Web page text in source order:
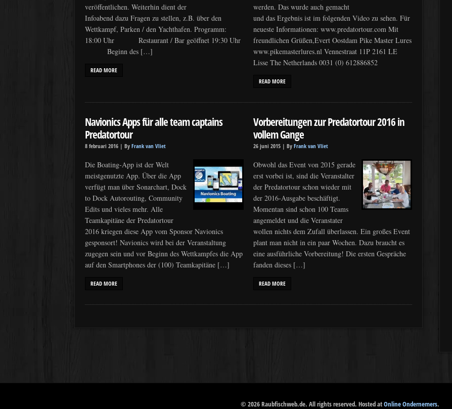
veröffentlichen. Weiterhin dient der
Infoabend dazu Fragen zu stellen, z.B. über den
Wettkampf, Parken / den Yachthafen. Programm:
18:00 Uhr Restaurant / Bar geöffnet 19:30 Uhr
Beginn des […]
READ MORE
werden. Das wurde auch gemacht
und das Ergebnis ist im folgenden Video zu sehen. Für
neueste Informationen: www.predatortour.com Mit
freundlichen Grüßen,Evert Oostdam Pike Master Lures
www.pikemasterlures.nl Vennestraat 11P 2161 LE
Lisse The Netherlands 0031 (0) 612886852
READ MORE
Navionics Apps für alle team captains
Predatortour
8 februari 2016 | By Frank van Vliet
Die Boating-App ist der Welt
meistgenutzte App. Über die App
verfügt man über Sonarchart, Dock
to Dock Autorouting, Community
Edits und vieles mehr. Alle
Teamkapitäne der Predatortour
2016 kriegen diese App vom Sponsor Navionics
gesponsort! Navionics wird bei der Veranstaltung
zugegen sein und vor Beginn des Wettkampfes die App
auf den Smartphones der (100) Teamkapitäne […]
READ MORE
Vorbereitungen zur Predatortour 2016 in
vollem Gange
26 juni 2015 |ByFrank van Vliet
Obwohl das Event von 2015 gerade
erst vorbei ist, sind die Veranstalter
der Predatortour schon wieder mit
der 2016-Ausgabe beschäftigt.
Momentan sind schon 100 Teams
angemeldet und die Veranstater
wollen nichts dem Zufall überlassen. Ein großes Event
plant man nicht in ein paar Wochen. Dazu braucht es
eine ausführliche Vorbereitung! Die ersten Gespräche
fanden dieses […]
READ MORE
© 2026 Raubfischweb.de. All rights reserved. Hosted atOnline Ondernemers.